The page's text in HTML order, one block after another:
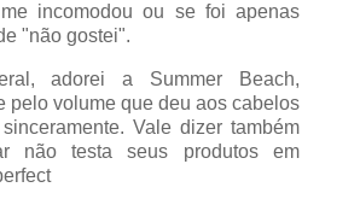
incomodou ou se foi apenas
"não gostei".
adorei a Summer Beach,
pelo volume que deu aos cabelos
Vale dizer também
não testa seus produtos em